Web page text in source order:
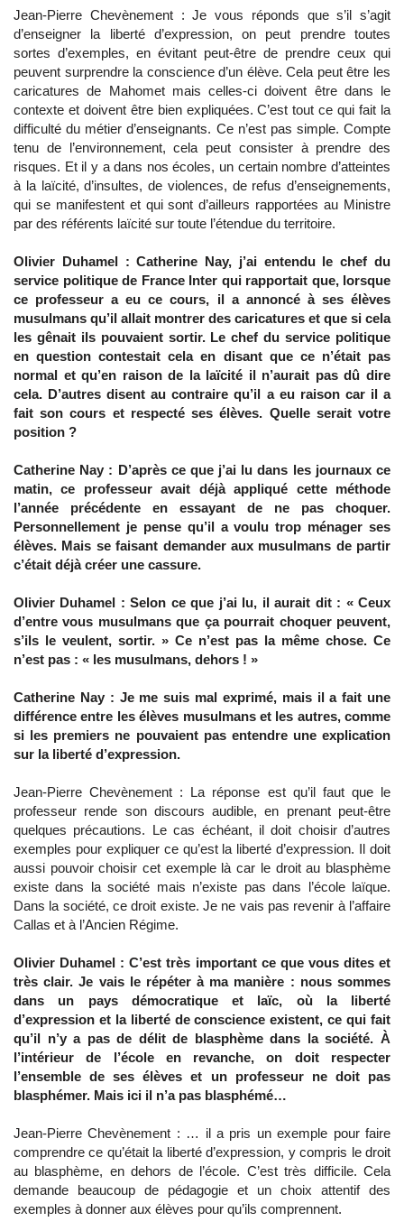
Jean-Pierre Chevènement : Je vous réponds que s’il s’agit
d’enseigner la liberté d’expression, on peut prendre toutes
sortes d’exemples, en évitant peut-être de prendre ceux qui
peuvent surprendre la conscience d’un élève. Cela peut être les
caricatures de Mahomet mais celles-ci doivent être dans le
contexte et doivent être bien expliquées. C’est tout ce qui fait la
difficulté du métier d’enseignants. Ce n’est pas simple. Compte
tenu de l’environnement, cela peut consister à prendre des
risques. Et il y a dans nos écoles, un certain nombre d’atteintes
à la laïcité, d’insultes, de violences, de refus d’enseignements,
qui se manifestent et qui sont d’ailleurs rapportées au Ministre
par des référents laïcité sur toute l’étendue du territoire.
Olivier Duhamel : Catherine Nay, j’ai entendu le chef du
service politique de France Inter qui rapportait que, lorsque
ce professeur a eu ce cours, il a annoncé à ses élèves
musulmans qu’il allait montrer des caricatures et que si cela
les gênait ils pouvaient sortir. Le chef du service politique
en question contestait cela en disant que ce n’était pas
normal et qu’en raison de la laïcité il n’aurait pas dû dire
cela. D’autres disent au contraire qu’il a eu raison car il a
fait son cours et respecté ses élèves. Quelle serait votre
position ?
Catherine Nay : D’après ce que j’ai lu dans les journaux ce
matin, ce professeur avait déjà appliqué cette méthode
l’année précédente en essayant de ne pas choquer.
Personnellement je pense qu’il a voulu trop ménager ses
élèves. Mais se faisant demander aux musulmans de partir
c’était déjà créer une cassure.
Olivier Duhamel : Selon ce que j’ai lu, il aurait dit : « Ceux
d’entre vous musulmans que ça pourrait choquer peuvent,
s’ils le veulent, sortir. » Ce n’est pas la même chose. Ce
n’est pas : « les musulmans, dehors ! »
Catherine Nay : Je me suis mal exprimé, mais il a fait une
différence entre les élèves musulmans et les autres, comme
si les premiers ne pouvaient pas entendre une explication
sur la liberté d’expression.
Jean-Pierre Chevènement : La réponse est qu’il faut que le
professeur rende son discours audible, en prenant peut-être
quelques précautions. Le cas échéant, il doit choisir d’autres
exemples pour expliquer ce qu’est la liberté d’expression. Il doit
aussi pouvoir choisir cet exemple là car le droit au blasphème
existe dans la société mais n’existe pas dans l’école laïque.
Dans la société, ce droit existe. Je ne vais pas revenir à l’affaire
Callas et à l’Ancien Régime.
Olivier Duhamel : C’est très important ce que vous dites et
très clair. Je vais le répéter à ma manière : nous sommes
dans un pays démocratique et laïc, où la liberté
d’expression et la liberté de conscience existent, ce qui fait
qu’il n’y a pas de délit de blasphème dans la société. À
l’intérieur de l’école en revanche, on doit respecter
l’ensemble de ses élèves et un professeur ne doit pas
blasphémer. Mais ici il n’a pas blasphémé…
Jean-Pierre Chevènement : … il a pris un exemple pour faire
comprendre ce qu’était la liberté d’expression, y compris le droit
au blasphème, en dehors de l’école. C’est très difficile. Cela
demande beaucoup de pédagogie et un choix attentif des
exemples à donner aux élèves pour qu’ils comprennent.